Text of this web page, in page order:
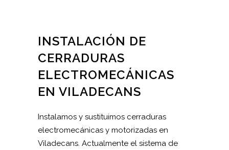
INSTALACIÓN DE
CERRADURAS
ELECTROMECÁNICAS
EN VILADECANS
Instalamos y sustituimos cerraduras
electromecánicas y motorizadas en
Viladecans. Actualmente el sistema de